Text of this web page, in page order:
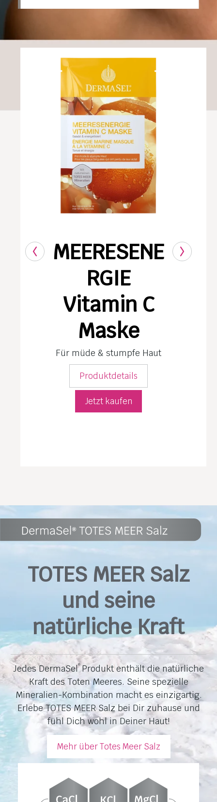
MEERESENE
RGIE
Vitamin C
Maske
Für müde & stumpfe Haut
Produktdetails
Jetzt kaufen
TOTES MEER Salz
und seine
natürliche Kraft
Jedes DermaSel® Produkt enthält die natürliche
Kraft des Toten Meeres. Seine spezielle
Mineralien-Kombination macht es einzigartig.
Erlebe TOTES MEER Salz bei Dir zuhause und
fühl Dich wohl in Deiner Haut!
Mehr über Totes Meer Salz